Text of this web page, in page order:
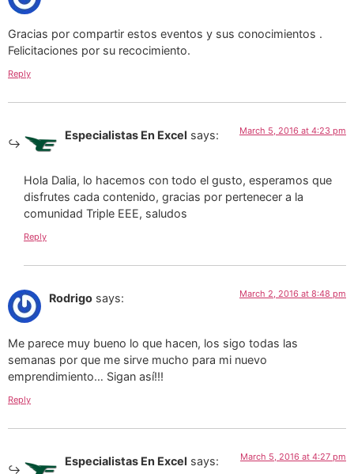
Gracias por compartir estos eventos y sus conocimientos .
Felicitaciones por su recocimiento.
Reply
Especialistas En Excel says: March 5, 2016 at 4:23 pm
Hola Dalia, lo hacemos con todo el gusto, esperamos que
disfrutes cada contenido, gracias por pertenecer a la
comunidad Triple EEE, saludos
Reply
Rodrigo says: March 2, 2016 at 8:48 pm
Me parece muy bueno lo que hacen, los sigo todas las
semanas por que me sirve mucho para mi nuevo
emprendimiento… Sigan así!!!
Reply
Especialistas En Excel says: March 5, 2016 at 4:27 pm